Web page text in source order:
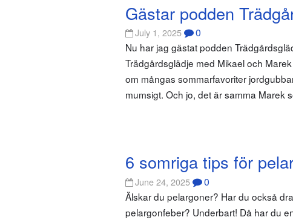
Gästar podden
July 1, 2025 0
Nu har jag gästat podden
Trädgårdsglädje med Mikael och
om mångas sommarfavoriter
mumsigt. Och jo, det är samma Marek
6 somriga tips för
June 24, 2025 0
Älskar du pelargoner? Har du också
pelargonfeber? Underbart! Då har du